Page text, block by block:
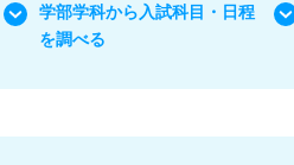
学部学科から入試科目・日程
を調べる